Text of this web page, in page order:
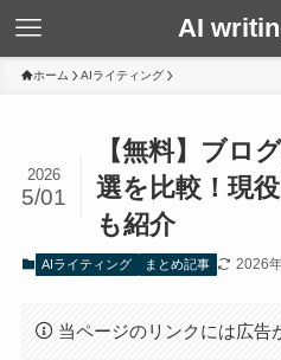
AI
ホーム AIライティング
【無料】ブロ
選を比較！現
も紹介
2026
5/01
AIライティング まとめ記事 2026
当ページのリンクには広告